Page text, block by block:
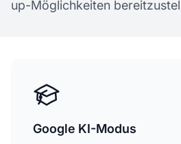
up-Möglichkeiten
Google KI-Modus